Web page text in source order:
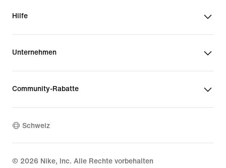
Hilfe
Unternehmen
Community-Rabatte
Schweiz
© 2026 Nike, Inc. Alle Rechte vorbehalten